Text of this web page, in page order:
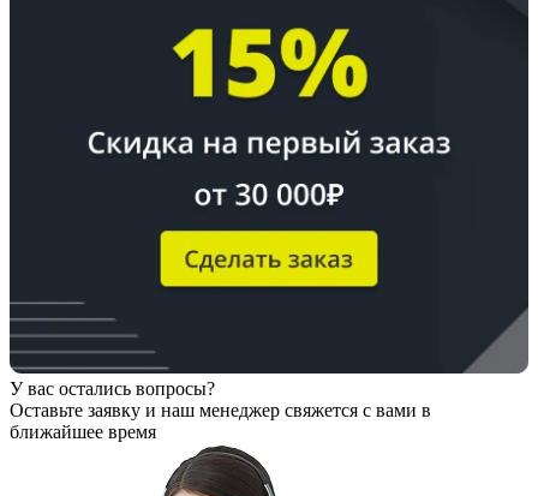
У вас остались вопросы?
Оставьте заявку и наш менеджер свяжется с вами в
ближайшее время